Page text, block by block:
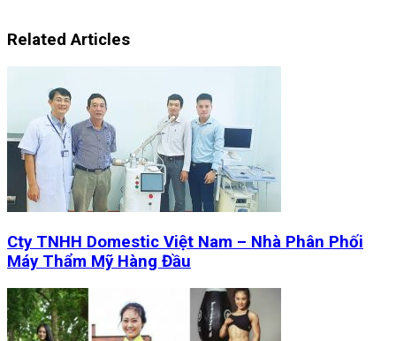
Related Articles
Cty TNHH Domestic Việt Nam – Nhà Phân Phối
Máy Thẩm Mỹ Hàng Đầu